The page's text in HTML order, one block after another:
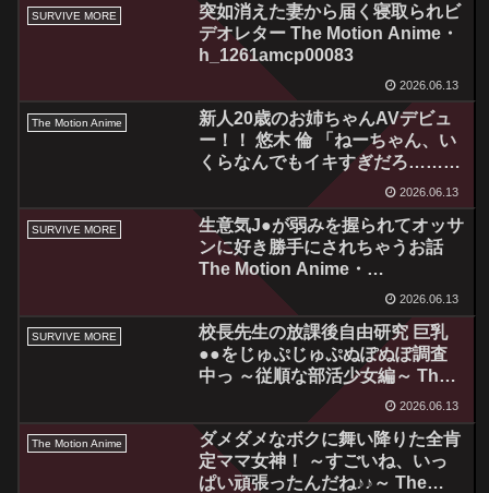
SURVIVE MORE
突如消えた妻から届く寝取られビ
デオレター The Motion Anime・
h_1261amcp00083
2026.06.13
The Motion Anime
新人20歳のお姉ちゃんAVデビュ
ー！！ 悠木 倫 「ねーちゃん、い
くらなんでもイキすぎだろ……」
The Motion Anime・
h_1322sgcp00007
2026.06.13
SURVIVE MORE
生意気J●が弱みを握られてオッサ
ンに好き勝手にされちゃうお話
The Motion Anime・
h_1261amcp00084
2026.06.13
SURVIVE MORE
校長先生の放課後自由研究 巨乳
●●をじゅぷじゅぷぬぽぬぽ調査
中っ ～従順な部活少女編～ The
Motion Anime・
h_1261amcp00085
2026.06.13
The Motion Anime
ダメダメなボクに舞い降りた全肯
定ママ女神！ ～すごいね、いっ
ぱい頑張ったんだね♪♪～ The